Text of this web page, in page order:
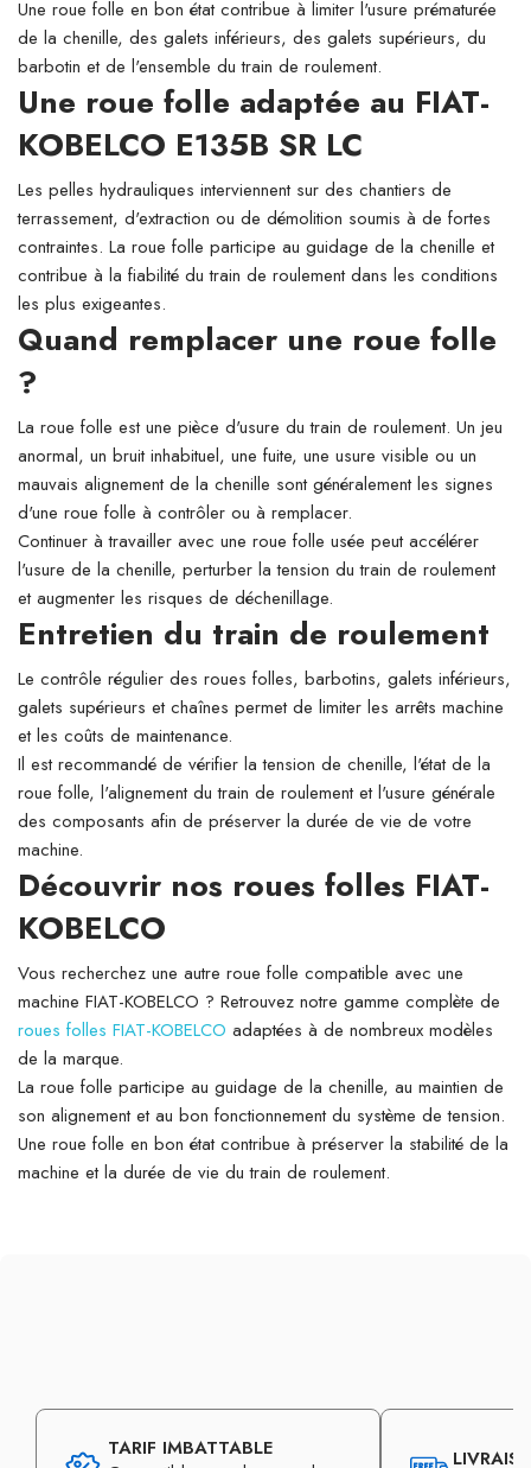
Une roue folle en bon état contribue à limiter l'usure prématurée
de la chenille, des galets inférieurs, des galets supérieurs, du
barbotin et de l'ensemble du train de roulement.
Une roue folle adaptée au FIAT-
KOBELCO E135B SR LC
Les pelles hydrauliques interviennent sur des chantiers de
terrassement, d'extraction ou de démolition soumis à de fortes
contraintes. La roue folle participe au guidage de la chenille et
contribue à la fiabilité du train de roulement dans les conditions
les plus exigeantes.
Quand remplacer une roue folle
?
La roue folle est une pièce d'usure du train de roulement. Un jeu
anormal, un bruit inhabituel, une fuite, une usure visible ou un
mauvais alignement de la chenille sont généralement les signes
d'une roue folle à contrôler ou à remplacer.
Continuer à travailler avec une roue folle usée peut accélérer
l'usure de la chenille, perturber la tension du train de roulement
et augmenter les risques de déchenillage.
Entretien du train de roulement
Le contrôle régulier des roues folles, barbotins, galets inférieurs,
galets supérieurs et chaînes permet de limiter les arrêts machine
et les coûts de maintenance.
Il est recommandé de vérifier la tension de chenille, l'état de la
roue folle, l'alignement du train de roulement et l'usure générale
des composants afin de préserver la durée de vie de votre
machine.
Découvrir nos roues folles FIAT-
KOBELCO
Vous recherchez une autre roue folle compatible avec une
machine FIAT-KOBELCO ? Retrouvez notre gamme complète de
roues folles FIAT-KOBELCO adaptées à de nombreux modèles
de la marque.
La roue folle participe au guidage de la chenille, au maintien de
son alignement et au bon fonctionnement du système de tension.
Une roue folle en bon état contribue à préserver la stabilité de la
machine et la durée de vie du train de roulement.
TARIF IMBATTABLE